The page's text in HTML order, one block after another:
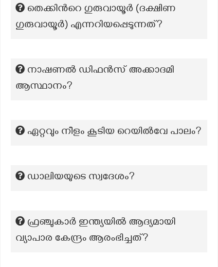
തെക്കിന്‍റെ ഗുരുവായൂര്‍ (ദക്ഷിണ
ഗുരുവായൂര്‍) എന്നറിയപ്പെടുന്നത്?
നാഷണൽ ഡിഫൻസ് അക്കാദമി
ആസ്ഥാനം?
ഏറ്റവും നീളം കൂടിയ റെയിൽവേ പാലം?
ഡാലിയയുടെ സ്വദേശം?
ഫ്രഞ്ചുകാർ ഇന്ത്യയിൽ ആദ്യമായി
വ്യാപാര കേന്ദ്രം ആരംഭിച്ചത്?